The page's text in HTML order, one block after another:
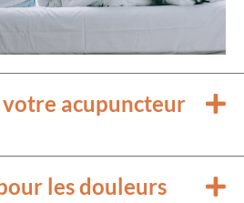
acupuncteur
les douleurs